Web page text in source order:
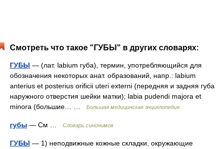
Смотреть что такое "ГУБЫ" в других словарях:
ГУБЫ — (лат. labium губа), термин, употребляющийся для
обозначения некоторых анат. образований, напр.: labium
anterius et posterius orificii uteri externi (передняя и задняя губа
наружного отверстия шейки матки); labia pudendi majora et
minora (большие… …
Большая медицинская энциклопедия
губы — См … Словарь синонимов
ГУБЫ — 1) неподвижные кожные складки, окружающие